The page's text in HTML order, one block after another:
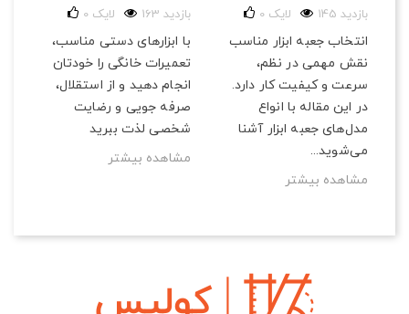
163 بازدید 0 لایک
با ابزارهای دستی مناسب،
تعمیرات خانگی را خودتان
انجام دهید و از استقلال،
صرفه‌ جویی و رضایت
شخصی لذت ببرید
مشاهده بیشتر
145 بازدید 0 لایک
انتخاب جعبه ابزار مناسب
نقش مهمی در نظم،
سرعت و کیفیت کار دارد.
در این مقاله با انواع
مدل‌های جعبه ابزار آشنا
می‌شوید...
مشاهده بیشتر